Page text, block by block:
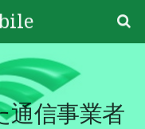
通信事業者